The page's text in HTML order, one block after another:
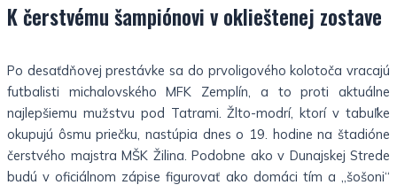
K čerstvému šampiónovi v oklieštenej zostave
Po desaťdňovej prestávke sa do prvoligového kolotoča vracajú
futbalisti michalovského MFK Zemplín, a to proti aktuálne
najlepšiemu mužstvu pod Tatrami. Žlto-modrí, ktorí v tabuľke
okupujú ôsmu priečku, nastúpia dnes o 19. hodine na štadióne
čerstvého majstra MŠK Žilina. Podobne ako v Dunajskej Strede
budú v oficiálnom zápise figurovať ako domáci tím a „šošoni“